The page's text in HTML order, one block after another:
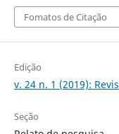
Fomatos de Citação
Edição
v. 24 n. 1 (2019):
Seção